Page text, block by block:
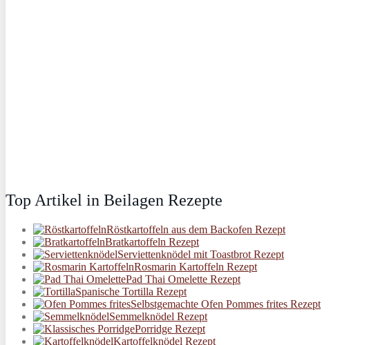
Top Artikel in Beilagen Rezepte
Röstkartoffeln aus dem Backofen Rezept
Bratkartoffeln Rezept
Serviettenknödel mit Toastbrot Rezept
Rosmarin Kartoffeln Rezept
Pad Thai Omelette Rezept
Spanische Tortilla Rezept
Selbstgemachte Ofen Pommes frites Rezept
Semmelknödel Rezept
Porridge Rezept
Kartoffelknödel Rezept